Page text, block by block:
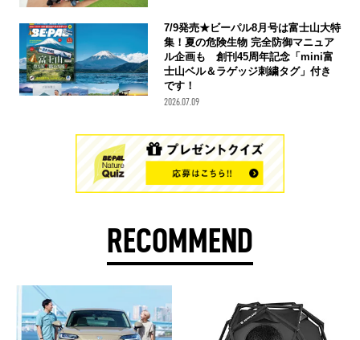
7/9発売★ビーパル8月号は富士山大特
集！夏の危険生物 完全防御マニュア
ル企画も 創刊45周年記念「mini富
士山ベル＆ラゲッジ刺繍タグ」付き
です！
2026.07.09
RECOMMEND